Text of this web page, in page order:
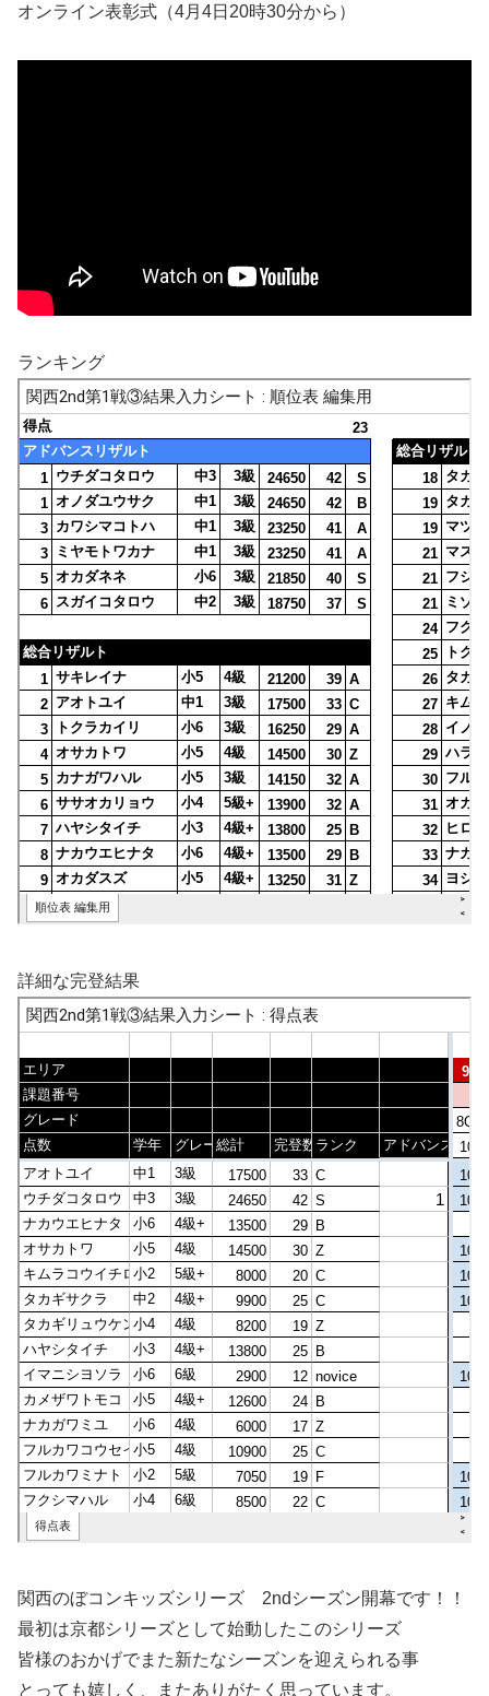
オンライン表彰式（4月4日20時30分から）
ランキング
詳細な完登結果
関西のぼコンキッズシリーズ 2ndシーズン開幕です！！
最初は京都シリーズとして始動したこのシリーズ
皆様のおかげでまた新たなシーズンを迎えられる事
とっても嬉しく、またありがたく思っています。